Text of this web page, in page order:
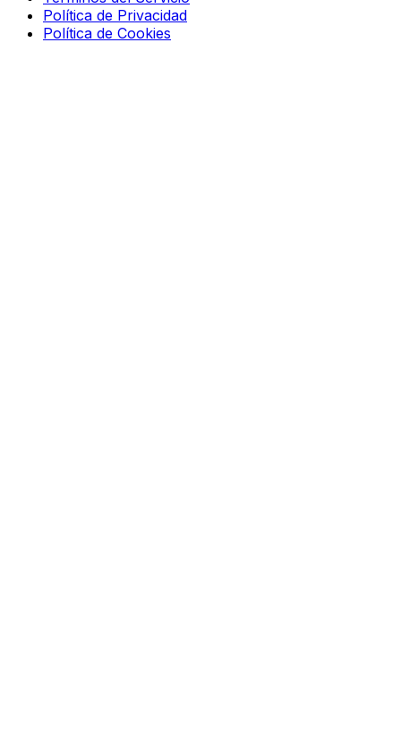
Política de Privacidad
Política de Cookies